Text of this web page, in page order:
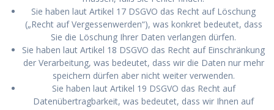
Sie haben laut Artikel 17 DSGVO das Recht auf Löschung
(„Recht auf Vergessenwerden“), was konkret bedeutet, dass
Sie die Löschung Ihrer Daten verlangen dürfen.
Sie haben laut Artikel 18 DSGVO das Recht auf Einschränkung
der Verarbeitung, was bedeutet, dass wir die Daten nur mehr
speichern dürfen aber nicht weiter verwenden.
Sie haben laut Artikel 19 DSGVO das Recht auf
Datenübertragbarkeit, was bedeutet, dass wir Ihnen auf